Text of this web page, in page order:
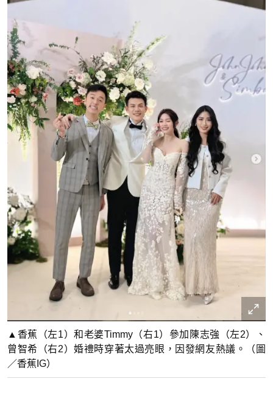
▲香蕉（左1）和老婆Timmy（右1）參加陳志強（左2）、
曾智希（右2）婚禮時穿著太過亮眼，因發網友熱議。（圖
／香蕉IG）